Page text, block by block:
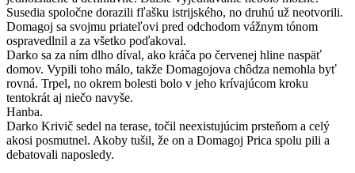
Susedia spoločne dorazili fľašku istrijského, no druhú už neotvorili.
Domagoj sa svojmu priateľovi pred odchodom vážnym tónom
ospravedlnil a za všetko poďakoval.
Darko sa za ním dlho díval, ako kráča po červenej hline naspäť
domov. Vypili toho málo, takže Domagojova chôdza nemohla byť
rovná. Trpel, no okrem bolesti bolo v jeho krívajúcom kroku
tentokrát aj niečo navyše.
Hanba.
Darko Krivič sedel na terase, točil neexistujúcim prsteňom a celý
akosi posmutnel. Akoby tušil, že on a Domagoj Prica spolu pili a
debatovali naposledy.